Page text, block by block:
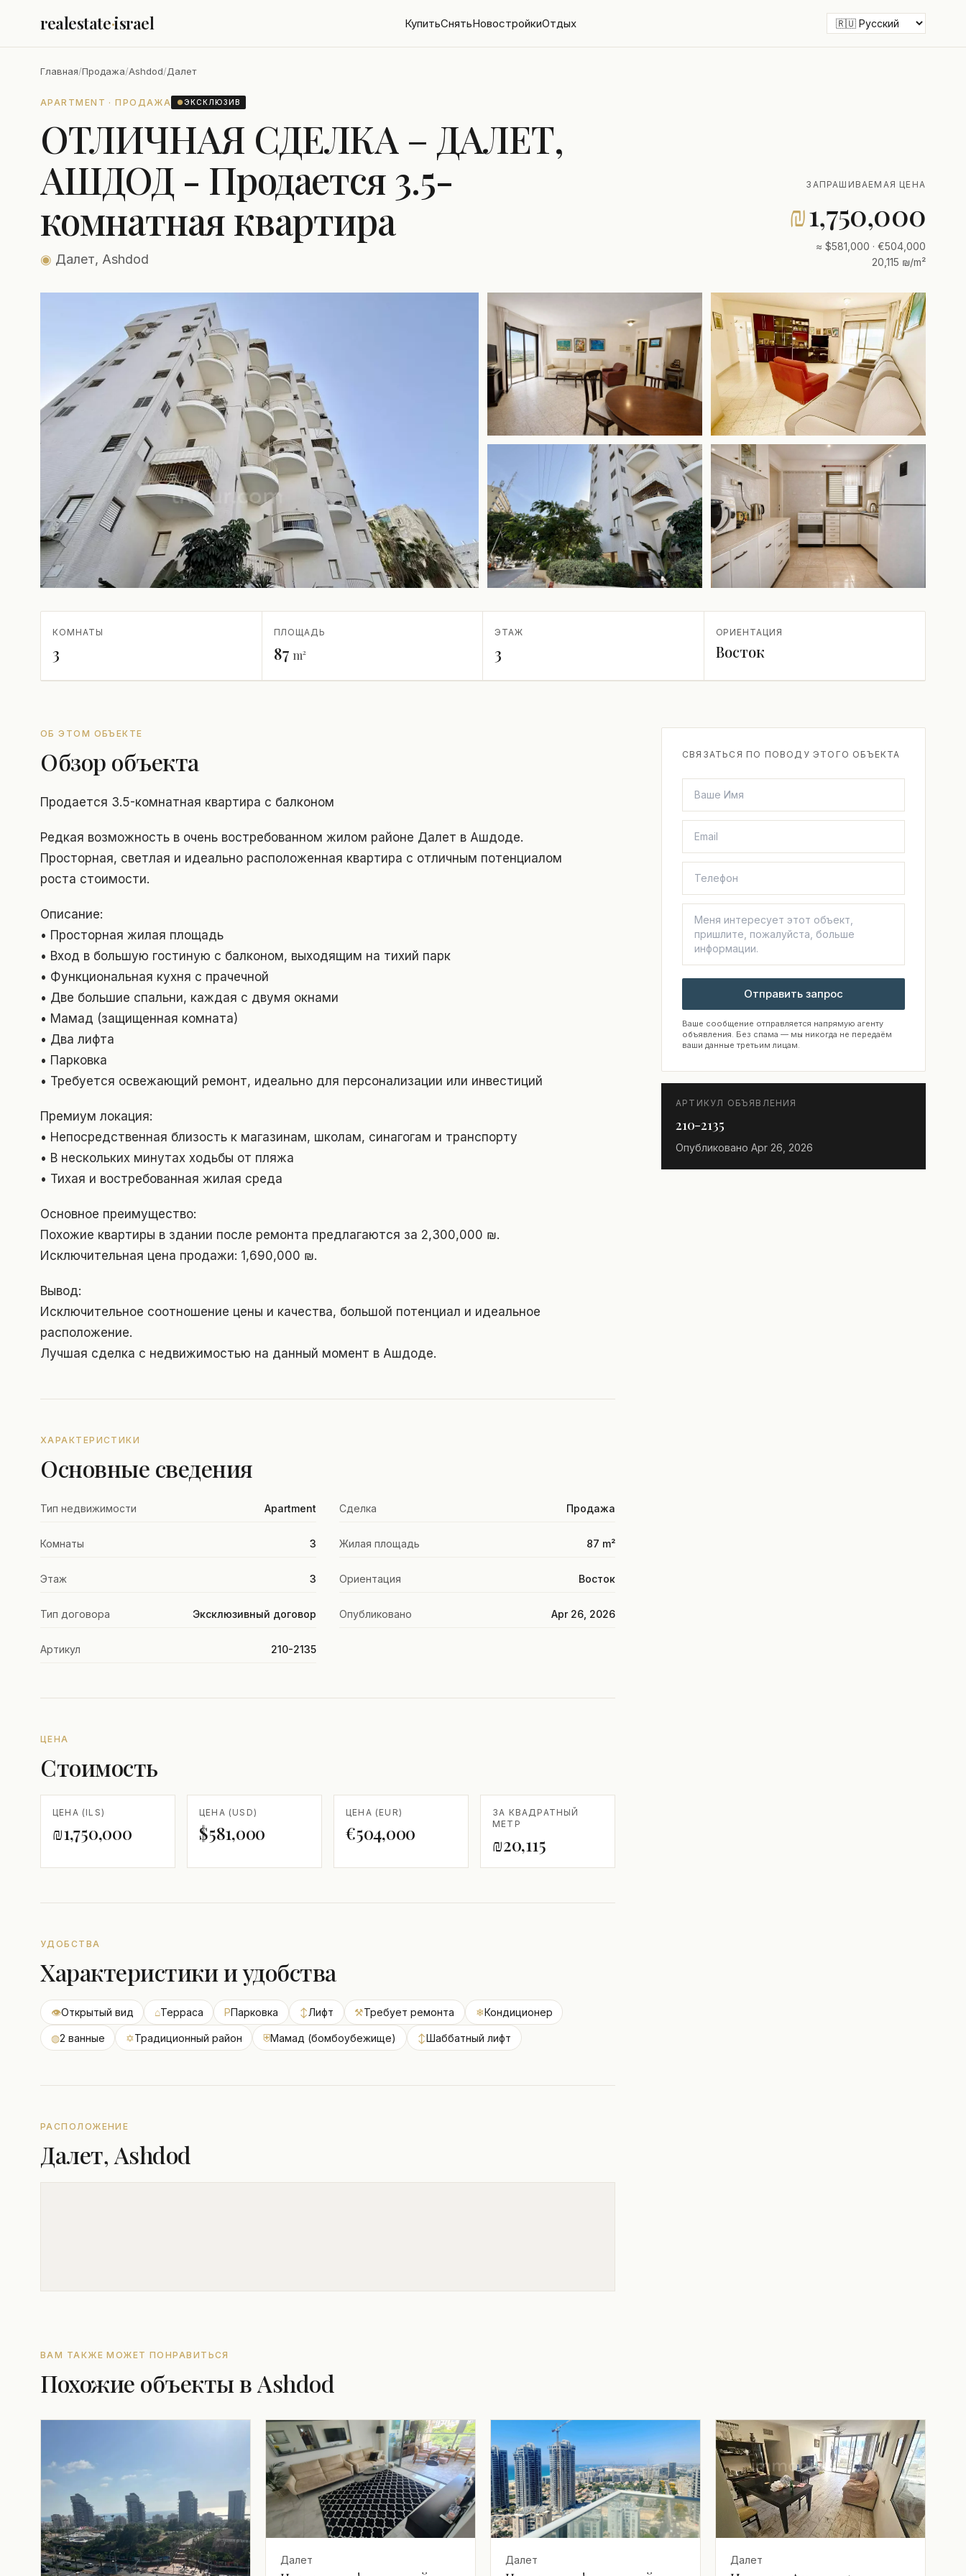
realestate·israel КупитьСнятьНовостройкиОтдых
Главная/Продажа/Ashdod/Далет
APARTMENT · ПРОДАЖА ●ЭКСКЛЮЗИВ
ОТЛИЧНАЯ СДЕЛКА – ДАЛЕТ,
АШДОД - Продается 3.5-
комнатная квартира
◉ Далет, Ashdod
ЗАПРАШИВАЕМАЯ ЦЕНА
₪1,750,000
≈ $581,000 · €504,000
20,115 ₪/m²
КОМНАТЫ
3
ПЛОЩАДЬ
87 m²
ЭТАЖ
3
ОРИЕНТАЦИЯ
Восток
ОБ ЭТОМ ОБЪЕКТЕ
Обзор объекта
Продается 3.5-комнатная квартира с балконом
Редкая возможность в очень востребованном жилом районе Далет в Ашдоде.
Просторная, светлая и идеально расположенная квартира с отличным потенциалом
роста стоимости.
Описание:
• Просторная жилая площадь
• Вход в большую гостиную с балконом, выходящим на тихий парк
• Функциональная кухня с прачечной
• Две большие спальни, каждая с двумя окнами
• Мамад (защищенная комната)
• Два лифта
• Парковка
• Требуется освежающий ремонт, идеально для персонализации или инвестиций
Премиум локация:
• Непосредственная близость к магазинам, школам, синагогам и транспорту
• В нескольких минутах ходьбы от пляжа
• Тихая и востребованная жилая среда
Основное преимущество:
Похожие квартиры в здании после ремонта предлагаются за 2,300,000 ₪.
Исключительная цена продажи: 1,690,000 ₪.
Вывод:
Исключительное соотношение цены и качества, большой потенциал и идеальное
расположение.
Лучшая сделка с недвижимостью на данный момент в Ашдоде.
ХАРАКТЕРИСТИКИ
Основные сведения
Тип недвижимости Apartment Сделка Продажа
Комнаты 3 Жилая площадь 87 m²
Этаж 3 Ориентация Восток
Тип договора Эксклюзивный договор Опубликовано Apr 26, 2026
Артикул 210-2135
ЦЕНА
Стоимость
ЦЕНА (ILS)
₪1,750,000
ЦЕНА (USD)
$581,000
ЦЕНА (EUR)
€504,000
ЗА КВАДРАТНЫЙ
МЕТР
₪20,115
УДОБСТВА
Характеристики и удобства
👁Открытый вид ⌂Терраса PПарковка ↕Лифт ⚒Требует ремонта ❄Кондиционер
◍2 ванные ✡Традиционный район ⛨Мамад (бомбоубежище) ↕Шаббатный лифт
РАСПОЛОЖЕНИЕ
Далет, Ashdod
СВЯЗАТЬСЯ ПО ПОВОДУ ЭТОГО ОБЪЕКТА
Отправить запрос
Ваше сообщение отправляется напрямую агенту
объявления. Без спама — мы никогда не передаём
ваши данные третьим лицам.
АРТИКУЛ ОБЪЯВЛЕНИЯ
210-2135
Опубликовано Apr 26, 2026
ВАМ ТАКЖЕ МОЖЕТ ПОНРАВИТЬСЯ
Похожие объекты в Ashdod
Далет Далет Далет